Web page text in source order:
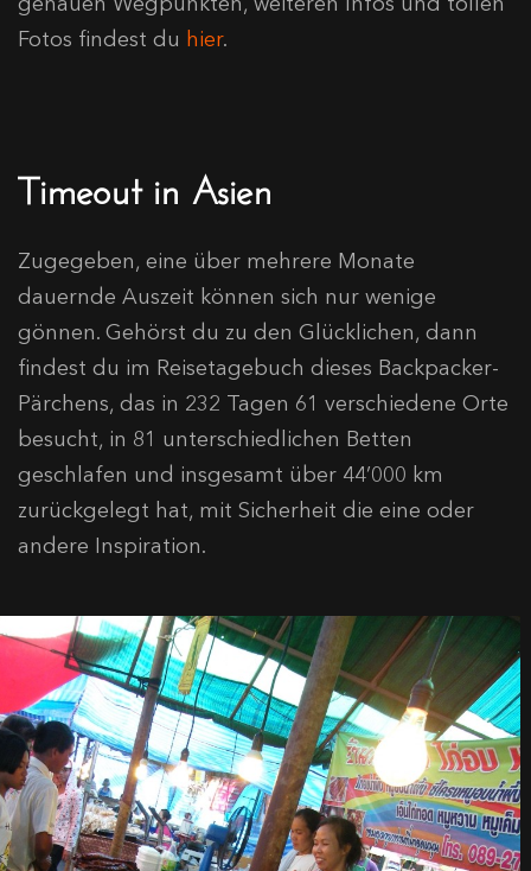
Fotos findest du hier.
Timeout in Asien
Zugegeben, eine über mehrere Monate
dauernde Auszeit können sich nur wenige
gönnen. Gehörst du zu den Glücklichen, dann
findest du im Reisetagebuch dieses Backpacker-
Pärchens, das in 232 Tagen 61 verschiedene Orte
besucht, in 81 unterschiedlichen Betten
geschlafen und insgesamt über 44’000 km
zurückgelegt hat, mit Sicherheit die eine oder
andere Inspiration.